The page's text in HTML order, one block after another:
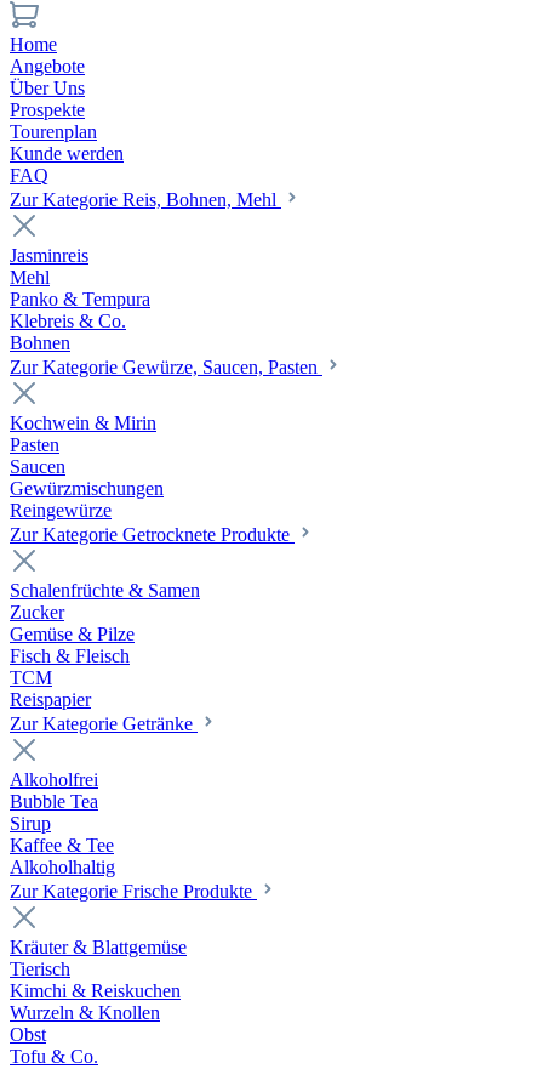
Home
Angebote
Über Uns
Prospekte
Tourenplan
Kunde werden
FAQ
Zur Kategorie Reis, Bohnen, Mehl
Jasminreis
Mehl
Panko & Tempura
Klebreis & Co.
Bohnen
Zur Kategorie Gewürze, Saucen, Pasten
Kochwein & Mirin
Pasten
Saucen
Gewürzmischungen
Reingewürze
Zur Kategorie Getrocknete Produkte
Schalenfrüchte & Samen
Zucker
Gemüse & Pilze
Fisch & Fleisch
TCM
Reispapier
Zur Kategorie Getränke
Alkoholfrei
Bubble Tea
Sirup
Kaffee & Tee
Alkoholhaltig
Zur Kategorie Frische Produkte
Kräuter & Blattgemüse
Tierisch
Kimchi & Reiskuchen
Wurzeln & Knollen
Obst
Tofu & Co.